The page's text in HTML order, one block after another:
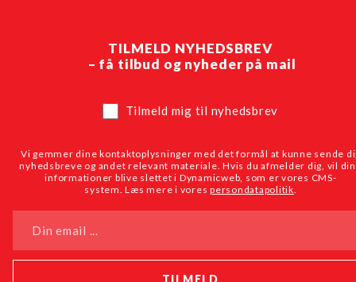
TILMELD NYHEDSBREV
– få tilbud og nyheder på mail
Tilmeld mig til nyhedsbrev
Vi gemmer dine kontaktoplysninger med det formål at kunne sende
nyhedsbreve og andet relevant materiale. Hvis du afmelder dig, vil
informationer blive slettet i Dynamicweb, som er vores CMS-
system. Læs mere i vorespersondatapolitik.
Din email ...